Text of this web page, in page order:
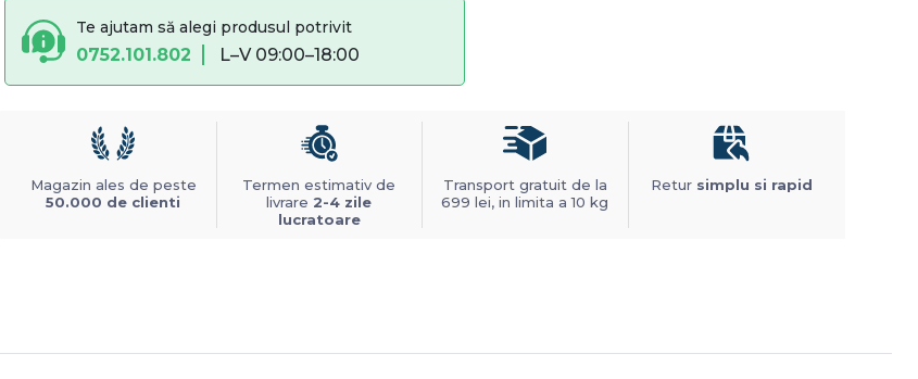
Te ajutam să alegi produsul potrivit
0752.101.802 L–V 09:00–18:00
Magazin ales de peste
50.000 de clienti
Termen estimativ de
livrare 2-4 zile
lucratoare
Transport gratuit de la
699 lei, in limita a 10 kg
Retur simplu si rapid